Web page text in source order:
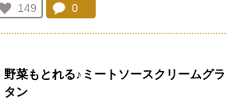
お気に入り登録：
149
人が登録
コメント：
0
野菜もとれる♪ミートソースクリームグラ
タン